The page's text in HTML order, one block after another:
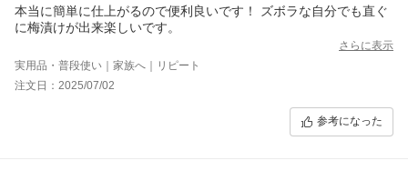
本当に簡単に仕上がるので便利良いです！ ズボラな自分でも直ぐ
に梅漬けが出来楽しいです。
さらに表示
実用品・普段使い｜家族へ｜リピート
注文日：2025/07/02
参考になった